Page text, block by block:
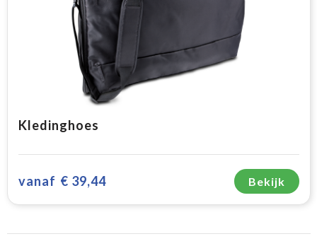
Kledinghoes
vanaf € 39,44 Bekijk